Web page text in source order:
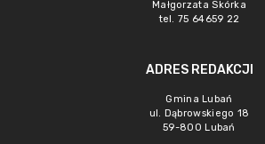
Małgorzata Skórka
tel. 75 64659 22
ADRES REDAKCJI
Gmina Lubań
ul. Dąbrowskiego 18
59-800 Lubań